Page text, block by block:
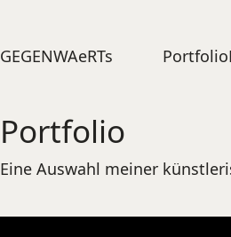
GEGENWAeRTs Portfolio
Portfolio
Eine Auswahl meiner